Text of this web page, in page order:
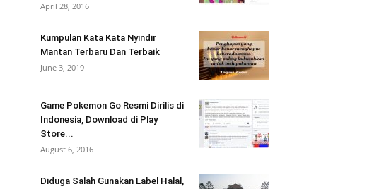
April 28, 2016
Kumpulan Kata Kata Nyindir
Mantan Terbaru Dan Terbaik
June 3, 2019
Game Pokemon Go Resmi Dirilis di
Indonesia, Download di Play
Store...
August 6, 2016
Diduga Salah Gunakan Label Halal,